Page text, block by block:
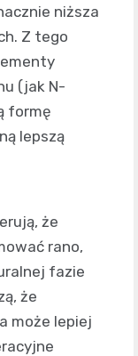
niższa
Z tego
(jak N-
formę
lepszą
że
rano,
fazie
że
może lepiej